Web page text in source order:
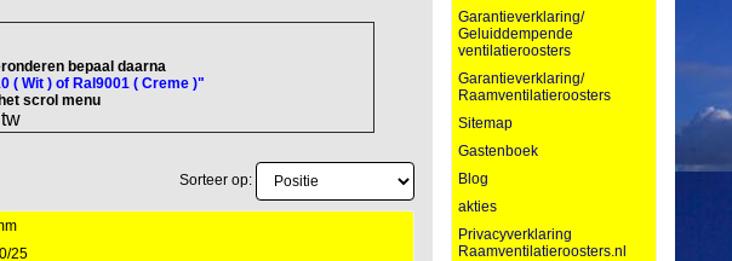
bepaal daarna
( Wit ) of Ral9001 ( Creme )"
scrol menu
Sorteer op:
25
Garantieverklaring/
Geluiddempende
ventilatieroosters
Garantieverklaring/
Raamventilatieroosters
Sitemap
Gastenboek
Blog
akties
Privacyverklaring
Raamventilatieroosters.nl